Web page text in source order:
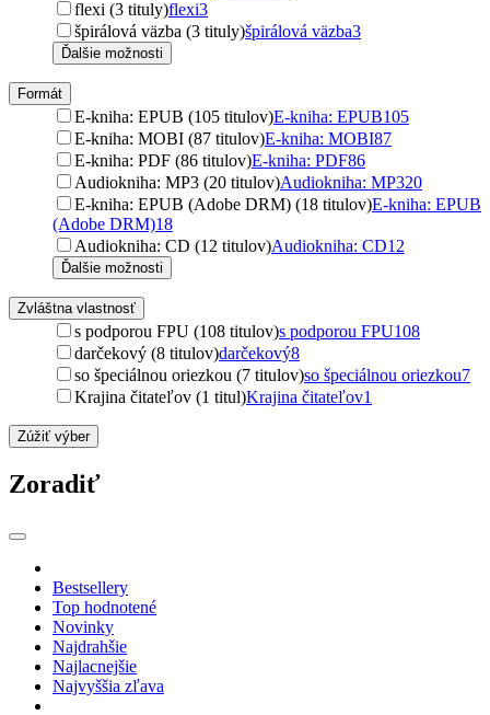
flexi (3 tituly)flexi3
špirálová väzba (3 tituly)špirálová väzba3
Ďalšie možnosti
Formát
E-kniha: EPUB (105 titulov)E-kniha: EPUB105
E-kniha: MOBI (87 titulov)E-kniha: MOBI87
E-kniha: PDF (86 titulov)E-kniha: PDF86
Audiokniha: MP3 (20 titulov)Audiokniha: MP320
E-kniha: EPUB (Adobe DRM) (18 titulov)E-kniha: EPUB
(Adobe DRM)18
Audiokniha: CD (12 titulov)Audiokniha: CD12
Ďalšie možnosti
Zvláštna vlastnosť
s podporou FPU (108 titulov)s podporou FPU108
darčekový (8 titulov)darčekový8
so špeciálnou oriezkou (7 titulov)so špeciálnou oriezkou7
Krajina čitateľov (1 titul)Krajina čitateľov1
Zúžiť výber
Zoradiť
Bestsellery
Top hodnotené
Novinky
Najdrahšie
Najlacnejšie
Najvyššia zľava